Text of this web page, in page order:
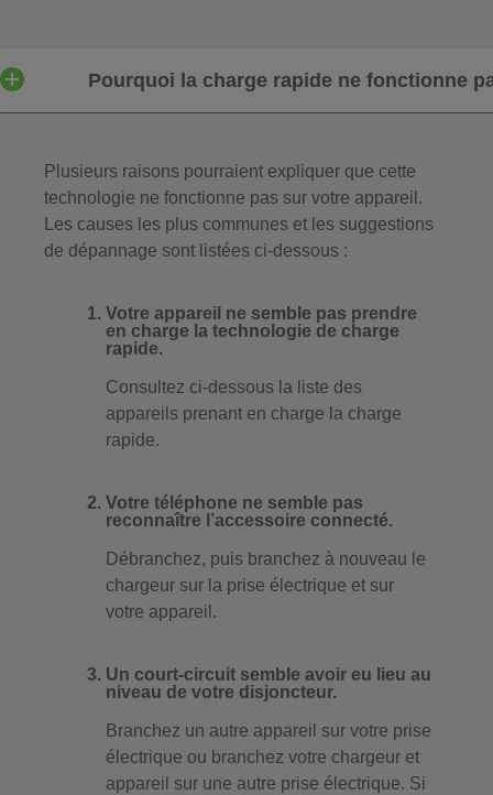
Pourquoi la charge rapide ne fonctionne
Plusieurs raisons pourraient expliquer que cette
technologie ne fonctionne pas sur votre appareil.
Les causes les plus communes et les suggestions
de dépannage sont listées ci-dessous :
Votre appareil ne semble pas prendre
en charge la technologie de charge
rapide.
Consultez ci-dessous la liste des
appareils prenant en charge la charge
rapide.
Votre téléphone ne semble pas
reconnaître l’accessoire connecté.
Débranchez, puis branchez à nouveau le
chargeur sur la prise électrique et sur
votre appareil.
Un court-circuit semble avoir eu lieu au
niveau de votre disjoncteur.
Branchez un autre appareil sur votre prise
électrique ou branchez votre chargeur et
appareil sur une autre prise électrique. Si